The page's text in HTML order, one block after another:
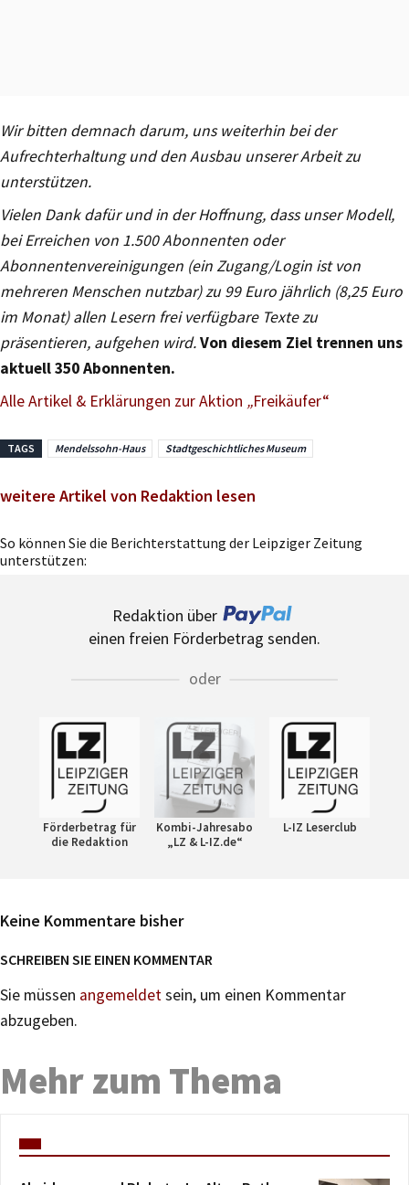
Wir bitten demnach darum, uns weiterhin bei der
Aufrechterhaltung und den Ausbau unserer Arbeit zu
unterstützen.
Vielen Dank dafür und in der Hoffnung, dass unser Modell,
bei Erreichen von 1.500 Abonnenten oder
Abonnentenvereinigungen (ein Zugang/Login ist von
mehreren Menschen nutzbar) zu 99 Euro jährlich (8,25 Euro
im Monat) allen Lesern frei verfügbare Texte zu
präsentieren, aufgehen wird.Von diesem Ziel trennen uns
aktuell 350 Abonnenten.
Alle Artikel & Erklärungen zur Aktion „Freikäufer“
TAGS Mendelssohn-Haus Stadtgeschichtliches Museum
weitere Artikel von Redaktion lesen
So können Sie die Berichterstattung der Leipziger Zeitung
unterstützen:
Redaktion über
einen freien Förderbetrag senden.
oder
Förderbetrag für
die Redaktion
Kombi-Jahresabo
„LZ & L-IZ.de“
L-IZ Leserclub
Keine Kommentare bisher
SCHREIBEN SIE EINEN KOMMENTAR
Sie müssen angemeldetsein, um einen Kommentar
abzugeben.
Mehr zum Thema